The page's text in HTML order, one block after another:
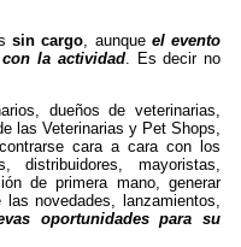
sin cargo, aunque el evento
la actividad. Es decir no
dueños de veterinarias,
las Veterinarias y Pet Shops,
cara a cara con los
distribuidores, mayoristas,
de primera mano, generar
novedades, lanzamientos,
oportunidades para su